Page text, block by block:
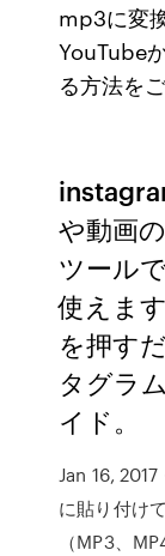
mp3に変
YouTube
る方法を
や動画
ツール
使えま
を押す
タグラ
イド。
Jan 16, 2017
に貼り付け
（MP3、